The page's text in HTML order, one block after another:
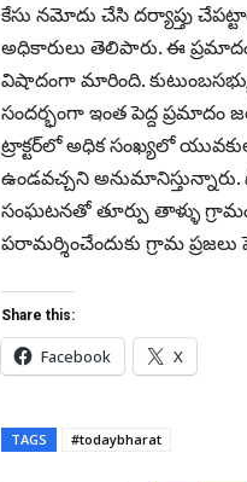
కేసు నమోదు చేసి దర్యాప్తు
అధికారులు తెలిపారు. ఈ
విషాదంగా మారింది.
సందర్భంగా ఇంత పెద్ద ప్రమాదం
ట్రాక్టర్‌లో అధిక సంఖ్యలో
ఉండవచ్చని అనుమానిస్తున్నారు.
సంఘటనతో తూర్పు తాళ్ళు
ప‌రామ‌ర్శించేందుకు గ్రామ ప్రజలు
Share this:
Facebook X
TAGS #todaybharat